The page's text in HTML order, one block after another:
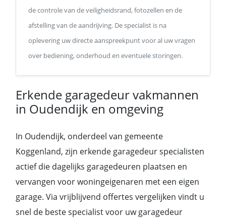
de controle van de veiligheidsrand, fotozellen en de
afstelling van de aandrijving. De specialist is na
oplevering uw directe aanspreekpunt voor al uw vragen
over bediening, onderhoud en eventuele storingen.
Erkende garagedeur vakmannen
in Oudendijk en omgeving
In Oudendijk, onderdeel van gemeente
Koggenland, zijn erkende garagedeur specialisten
actief die dagelijks garagedeuren plaatsen en
vervangen voor woningeigenaren met een eigen
garage. Via vrijblijvend offertes vergelijken vindt u
snel de beste specialist voor uw garagedeur